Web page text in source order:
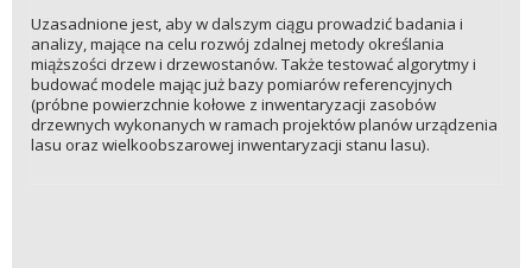
Uzasadnione jest, aby w dalszym ciągu prowadzić badania i
analizy, mające na celu rozwój zdalnej metody określania
miąższości drzew i drzewostanów. Także testować algorytmy i
budować modele mając już bazy pomiarów referencyjnych
(próbne powierzchnie kołowe z inwentaryzacji zasobów
drzewnych wykonanych w ramach projektów planów urządzenia
lasu oraz wielkoobszarowej inwentaryzacji stanu lasu).